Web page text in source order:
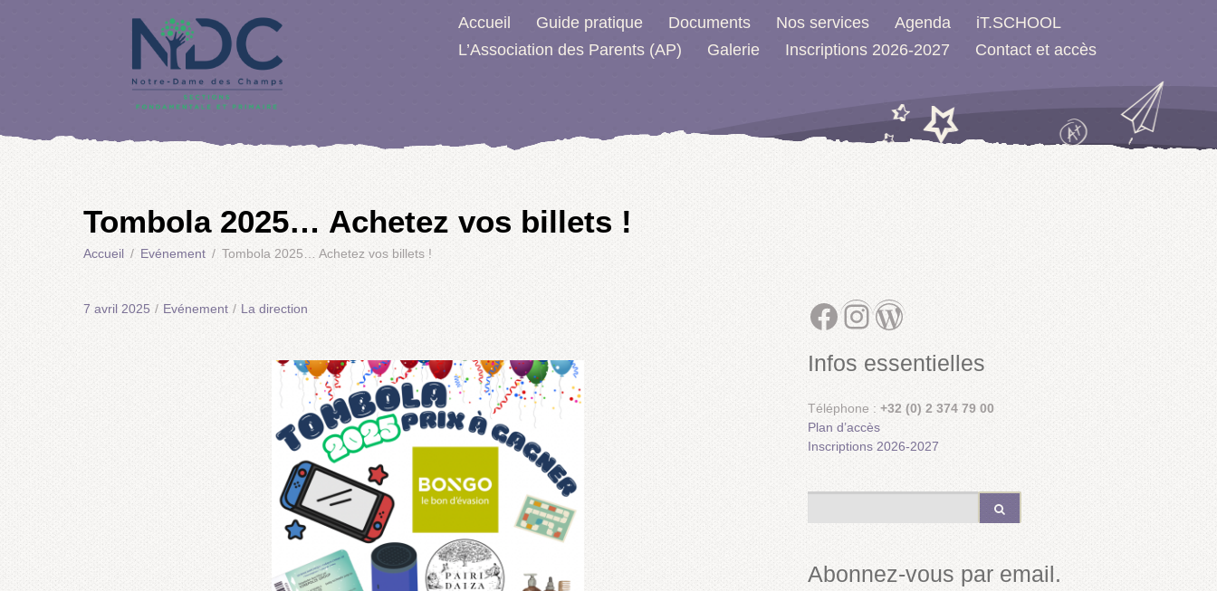
Accueil Guide pratique Documents Nos services Agenda
iT.SCHOOL
L’Association des Parents (AP)
Galerie Inscriptions 2026-2027 Contact et accès
Tombola 2025… Achetez vos billets !
Accueil Evénement Tombola 2025… Achetez vos billets !
7 avril 2025 / Evénement / La direction Facebook
Instagram
WordPress
Infos essentielles
Téléphone : +32 (0) 2 374 79 00
Plan d’accès
Inscriptions 2026-2027
Abonnez-vous par email.